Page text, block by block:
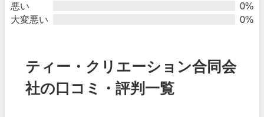
悪い
0%
大変悪い
0%
ティー・クリエーション合同会
社の口コミ・評判一覧